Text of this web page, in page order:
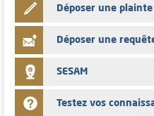
Déposer une plainte
Déposer une
SESAM
Testez vos